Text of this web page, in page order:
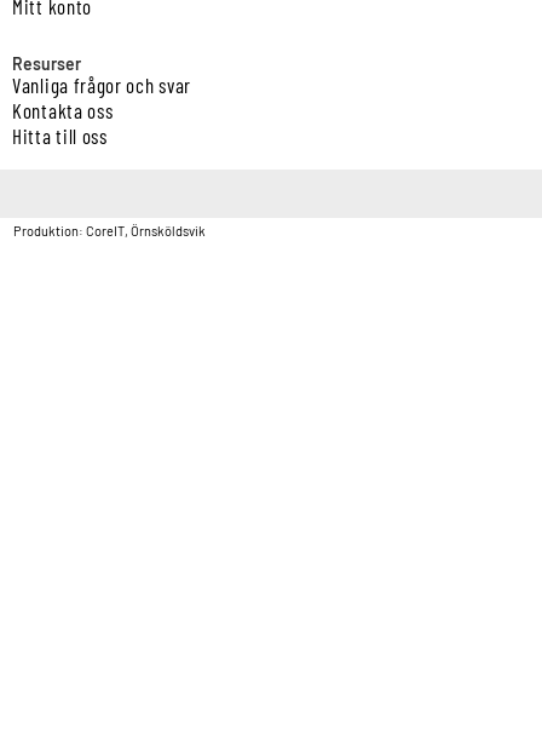
Mitt konto
Resurser
Vanliga frågor och svar
Kontakta oss
Hitta till oss
Produktion: CoreIT, Örnsköldsvik